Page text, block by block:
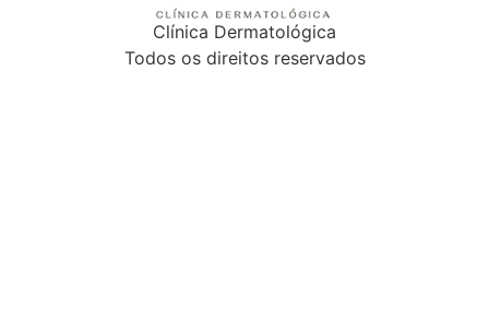
Clínica Dermatológica
Todos os direitos reservados